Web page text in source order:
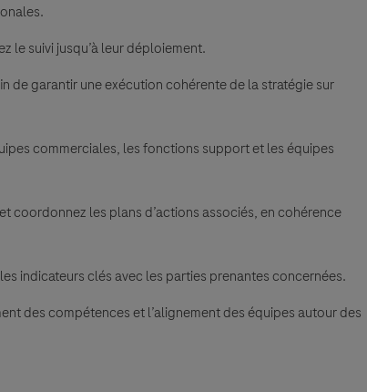
le suivi jusqu’à leur déploiement.
de garantir une exécution cohérente de la stratégie sur
commerciales, les fonctions support et les équipes
coordonnez les plans d’actions associés, en cohérence
indicateurs clés avec les parties prenantes concernées.
des compétences et l’alignement des équipes autour des